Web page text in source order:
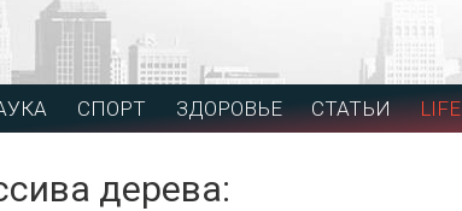
СПОРТ ЗДОРОВЬЕ СТАТЬИ
дерева: